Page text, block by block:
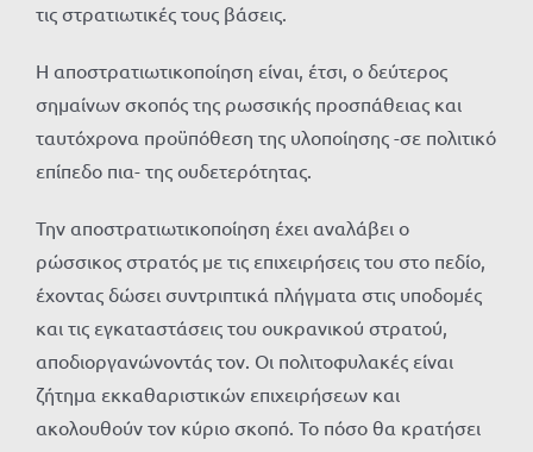
τις στρατιωτικές τους βάσεις.
Η αποστρατιωτικοποίηση είναι, έτσι, ο δεύτερος
σημαίνων σκοπός της ρωσσικής προσπάθειας και
ταυτόχρονα προϋπόθεση της υλοποίησης -σε πολιτικό
επίπεδο πια- της ουδετερότητας.
Την αποστρατιωτικοποίηση έχει αναλάβει ο
ρώσσικος στρατός με τις επιχειρήσεις του στο πεδίο,
έχοντας δώσει συντριπτικά πλήγματα στις υποδομές
και τις εγκαταστάσεις του ουκρανικού στρατού,
αποδιοργανώνοντάς τον. Οι πολιτοφυλακές είναι
ζήτημα εκκαθαριστικών επιχειρήσεων και
ακολουθούν τον κύριο σκοπό. Το πόσο θα κρατήσει